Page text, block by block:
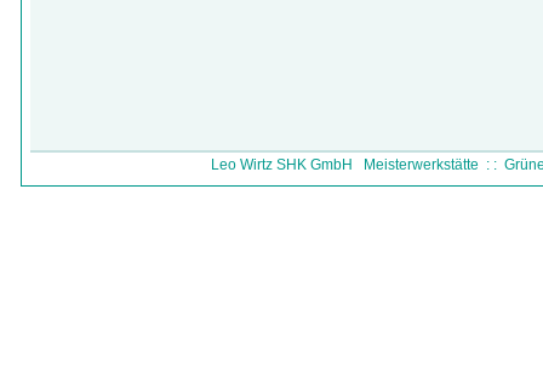
Leo Wirtz SHK GmbH Meisterwerkstätte : :